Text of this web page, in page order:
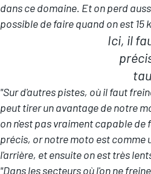
dans ce domaine. Et on perd
possible de faire quand on est 15
Ici, il
"Sur d'autres pistes, où il faut
peut tirer un avantage de notre
on n'est pas vraiment capable
précis, or notre moto est comme
l'arrière, et ensuite on est très
"Dans les secteurs où l'on ne